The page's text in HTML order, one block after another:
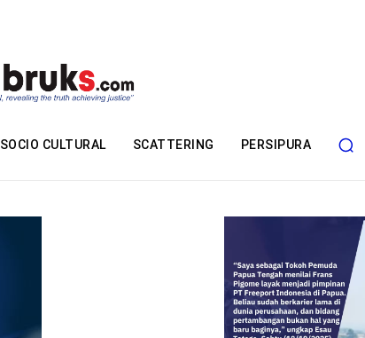
SOCIO CULTURAL SCATTERING PERSIPURA